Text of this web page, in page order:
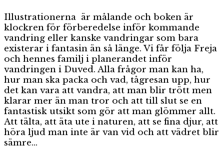
Illustrationerna är målande och boken är
klockren för förberedelse inför kommande
vandring eller kanske vandringar som bara
existerar i fantasin än så länge. Vi får följa Freja
och hennes familj i planerandet inför
vandringen i Duved. Alla frågor man kan ha,
hur man ska packa och vad, tågresan upp, hur
det kan vara att vandra, att man blir trött men
klarar mer än man tror och att till slut se en
fantastisk utsikt som gör att man glömmer allt.
Att tälta, att äta ute i naturen, att se fina djur, att
höra ljud man inte är van vid och att vädret blir
sämre…